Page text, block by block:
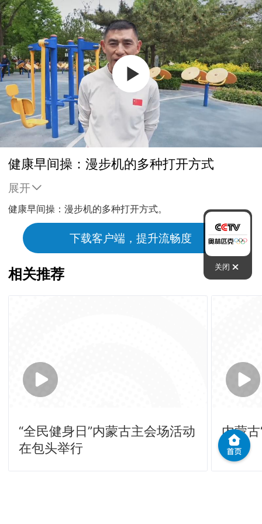
健康早间操：漫步机的多种打开方式
展开
健康早间操：漫步机的多种打开方式。
下载客户端，提升流畅度
相关推荐
“全民健身日”内蒙古主会场活动
在包头举行
内蒙
城
关闭